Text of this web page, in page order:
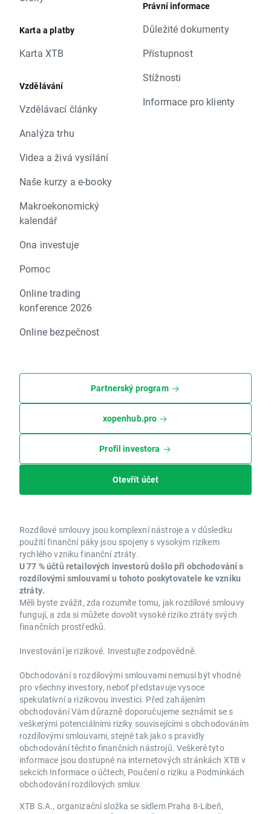
Karta a platby
Karta XTB
Vzdělávání
Vzdělávací články
Analýza trhu
Videa a živá vysílání
Naše kurzy a e-booky
Makroekonomický
kalendář
Ona investuje
Pomoc
Online trading
konference 2026
Online bezpečnost
Právní informace
Důležité dokumenty
Přístupnost
Stížnosti
Informace pro klienty
Partnerský program
xopenhub.pro
Profil investora
Otevřít účet
Rozdílové smlouvy jsou komplexní nástroje a v důsledku
použití finanční páky jsou spojeny s vysokým rizikem
rychlého vzniku finanční ztráty.
U 77 % účtů retailových investorů došlo při obchodování s
rozdílovými smlouvami u tohoto poskytovatele ke vzniku
ztráty.
Měli byste zvážit, zda rozumíte tomu, jak rozdílové smlouvy
fungují, a zda si můžete dovolit vysoké riziko ztráty svých
finančních prostředků.
Investování je rizikové. Investujte zodpovědně.
Obchodování s rozdílovými smlouvami nemusí být vhodné
pro všechny investory, neboť představuje vysoce
spekulativní a rizikovou investici. Před zahájením
obchodování Vám důrazně doporučujeme seznámit se s
veškerými potenciálními riziky souvisejícími s obchodováním
rozdílovými smlouvami, stejně tak jako s pravidly
obchodování těchto finančních nástrojů. Veškeré tyto
informace jsou dostupné na internetových stránkách XTB v
sekcích Informace o účtech, Poučení o riziku a Podmínkách
obchodování rozdílových smluv.
XTB S.A., organizační složka se sídlem Praha 8-Libeň,